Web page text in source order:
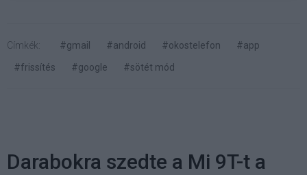
Címkék: #gmail #android #okostelefon
#app
#frissítés
#google #sötét mód
Darabokra szedte a Mi 9T-t a